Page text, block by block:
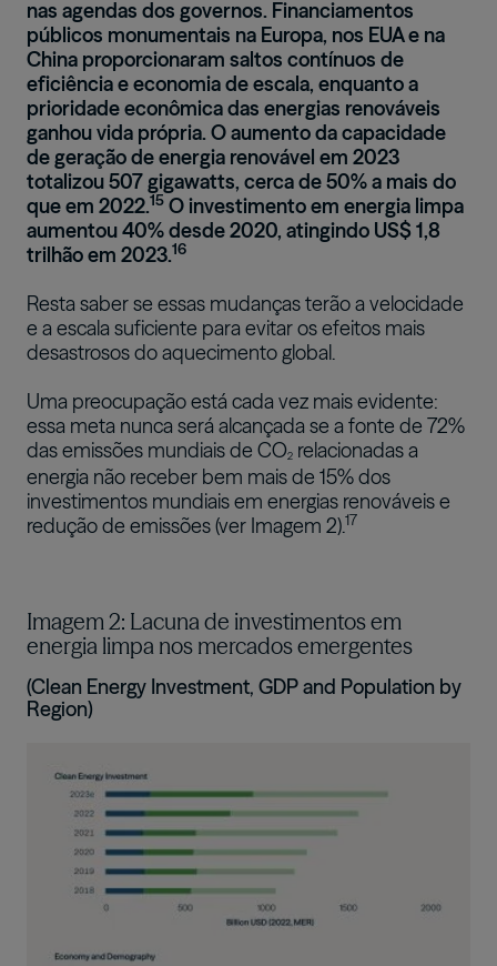
nas agendas dos governos. Financiamentos
públicos monumentais na Europa, nos EUA e na
China proporcionaram saltos contínuos de
eficiência e economia de escala, enquanto a
prioridade econômica das energias renováveis
ganhou vida própria. O aumento da capacidade
de geração de energia renovável em 2023
totalizou 507 gigawatts, cerca de 50% a mais do
que em 2022.15 O investimento em energia limpa
aumentou 40% desde 2020, atingindo US$ 1,8
trilhão em 2023.16
Resta saber se essas mudanças terão a velocidade
e a escala suficiente para evitar os efeitos mais
desastrosos do aquecimento global.
Uma preocupação está cada vez mais evidente:
essa meta nunca será alcançada se a fonte de 72%
das emissões mundiais de CO2 relacionadas a
energia não receber bem mais de 15% dos
investimentos mundiais em energias renováveis e
redução de emissões (ver Imagem 2).17
Imagem 2: Lacuna de investimentos em
energia limpa nos mercados emergentes
(Clean Energy Investment, GDP and Population by
Region)